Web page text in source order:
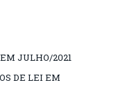
JULHO/2021
DE LEI EM